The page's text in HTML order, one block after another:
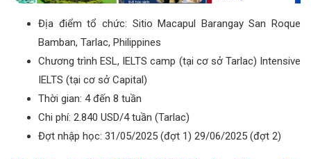
Địa điểm tổ chức: Sitio Macapul Barangay San Roque
Bamban, Tarlac, Philippines
Chương trình ESL, IELTS camp (tại cơ sở Tarlac) Intensive
IELTS (tại cơ sở Capital)
Thời gian: 4 đến 8 tuần
Chi phí: 2.840 USD/4 tuần (Tarlac)
Đợt nhập học: 31/05/2025 (đợt 1) 29/06/2025 (đợt 2)